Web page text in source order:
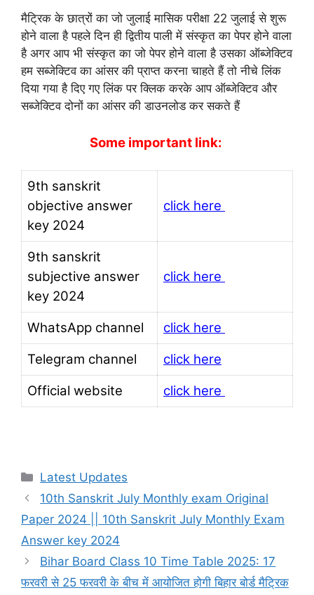
मैट्रिक के छात्रों का जो जुलाई मासिक परीक्षा 22 जुलाई से शुरू
होने वाला है पहले दिन ही द्वितीय पाली में संस्कृत का पेपर होने वाला
है अगर आप भी संस्कृत का जो पेपर होने वाला है उसका ऑब्जेक्टिव
हम सब्जेक्टिव का आंसर की प्राप्त करना चाहते हैं तो नीचे लिंक
दिया गया है दिए गए लिंक पर क्लिक करके आप ऑब्जेक्टिव और
सब्जेक्टिव दोनों का आंसर की डाउनलोड कर सकते हैं
Some important link:
9th sanskrit
objective answer
key 2024
click here
9th sanskrit
subjective answer
key 2024
click here
WhatsApp channel
click here
Telegram channel
click here
Official website
click here
Categories
Latest Updates
10th Sanskrit July Monthly exam Original
Paper 2024 || 10th Sanskrit July Monthly Exam
Answer key 2024
Bihar Board Class 10 Time Table 2025: 17
फरवरी से 25 फरवरी के बीच में आयोजित होगी बिहार बोर्ड मैट्रिक